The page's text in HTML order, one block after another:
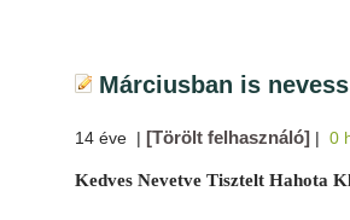
Márciusban is
14 éve | [Törölt felhasználó] | 0
Kedves Nevetve Tisztelt Hahota